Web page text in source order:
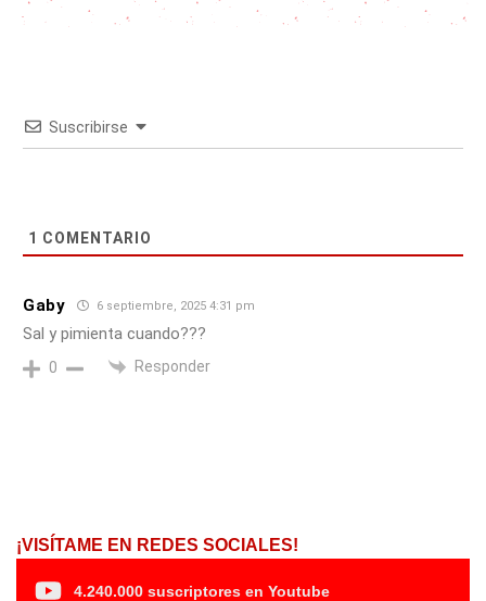
Suscribirse
1 COMENTARIO
Gaby 6 septiembre, 2025 4:31 pm
Sal y pimienta cuando???
0 Responder
¡VISÍTAME EN REDES SOCIALES!
4.240.000 suscriptores en Youtube